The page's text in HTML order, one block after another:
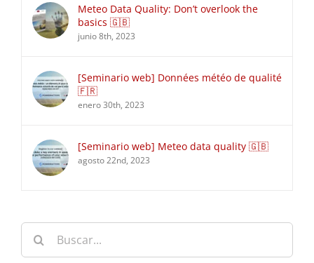
Meteo Data Quality: Don’t overlook the
basics 🇬🇧
junio 8th, 2023
[Seminario web] Données météo de qualité
🇫🇷
enero 30th, 2023
[Seminario web] Meteo data quality 🇬🇧
agosto 22nd, 2023
Buscar: